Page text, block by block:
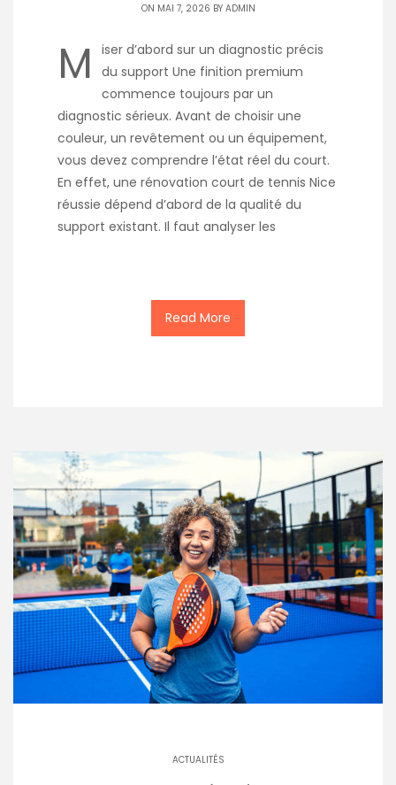
ON MAI 7, 2026 BY ADMIN
M
iser d’abord sur un diagnostic précis
du support Une finition premium
commence toujours par un
diagnostic sérieux. Avant de choisir une
couleur, un revêtement ou un équipement,
vous devez comprendre l’état réel du court.
En effet, une rénovation court de tennis Nice
réussie dépend d’abord de la qualité du
support existant. Il faut analyser les
Read More
ACTUALITÉS